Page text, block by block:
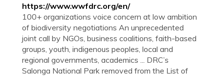
https://www.wwfdrc.org/en/
100+ organizations voice concern at low ambition
of biodiversity negotiations An unprecedented
joint call by NGOs, business coalitions, faith-based
groups, youth, indigenous peoples, local and
regional governments, academics ... DRC’s
Salonga National Park removed from the List of